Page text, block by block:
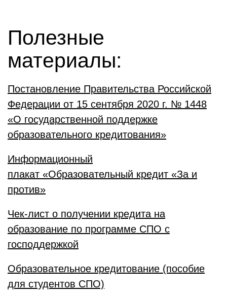
Полезные
материалы:
Постановление Правительства Российской
Федерации от 15 сентября 2020 г. № 1448
«О государственной поддержке
образовательного кредитования»
Информационный
плакат «Образовательный кредит «За и
против»
Чек-лист о получении кредита на
образование по программе СПО с
господдержкой
Образовательное кредитование (пособие
для студентов СПО)